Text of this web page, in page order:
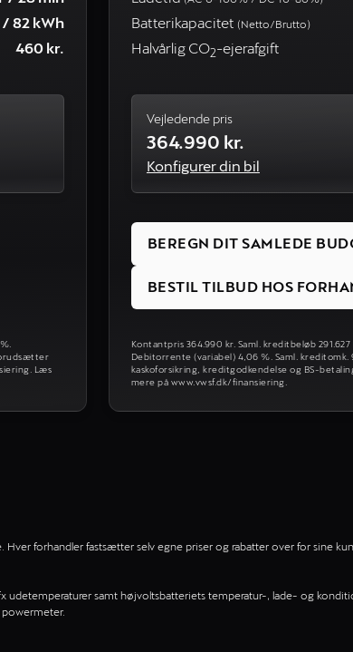
/ 82 kWh
460 kr.
Læs
Batterikapacitet (Netto/Brutto)
Halvårlig CO2-ejerafgift
Vejledende pris
364.990 kr.
Konfigurer din bil
BEREGN DIT SAMLEDE
BESTIL TILBUD HOS
Kontantpris 364.990 kr. Saml. kreditbeløb
Debitorrente (variabel) 4,06 %. Saml. kreditomk.
kaskoforsikring, kreditgodkendelse og BS-
mere på www.vwsf.dk/finansiering.
forhandler fastsætter selv egne priser og rabatter over for sine
udetemperaturer samt højvoltsbatteriets temperatur-, lade- og
powermeter.